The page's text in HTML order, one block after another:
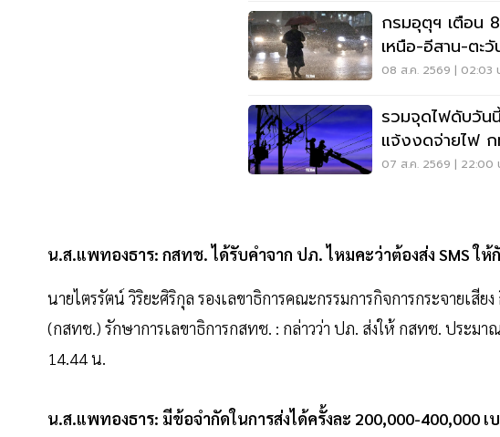
กรมอุตุฯ เตือน
เหนือ-อีสาน-ตะ
เมตร
08 ส.ค. 2569 | 02:03
รวมจุดไฟดับวั
แจ้งงดจ่ายไฟ
สมุทรปราการ
07 ส.ค. 2569 | 22:00
น.ส.แพทองธาร: กสทช. ได้รับคำจาก ปภ. ไหมคะว่าต้องส่ง SMS ใ
นายไตรรัตน์ วิริยะศิริกุล รองเลขาธิการคณะกรรมการกิจการกระจายเ
(กสทช.) รักษาการเลขาธิการกสทช. : กล่าวว่า ปภ. ส่งให้ กสทช. ประม
14.44 น.
น.ส.แพทองธาร: มีข้อจำกัดในการส่งได้ครั้งละ 200,000-400,000 เ